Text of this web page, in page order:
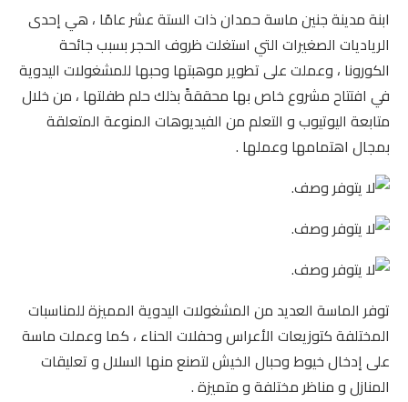
ابنة مدينة جنين ماسة حمدان ذات الستة عشر عامًا ، هي إحدى
الرياديات الصغيرات التي استغلت ظروف الحجر بسبب جائحة
الكورونا ، وعملت على تطوير موهبتها وحبها للمشغولات اليدوية
في افتتاح مشروع خاص بها محققةً بذلك حلم طفلتها ، من خلال
متابعة اليوتيوب و التعلم من الفيديوهات المنوعة المتعلقة
بمجال اهتمامها وعملها .
توفر الماسة العديد من المشغولات اليدوية المميزة للمناسبات
المختلفة كتوزيعات الأعراس وحفلات الحناء ، كما وعملت ماسة
على إدخال خيوط وحبال الخيش لتصنع منها السلال و تعليقات
المنازل و مناظر مختلفة و متميزة .